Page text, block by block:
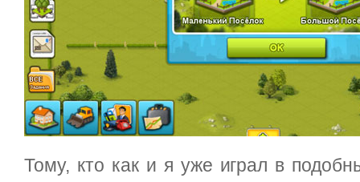
Тому, кто как и я уже играл в